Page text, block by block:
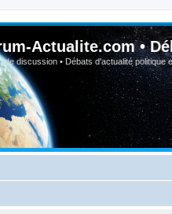
Actualite.com •
de discussion • Débats d'actualité politique